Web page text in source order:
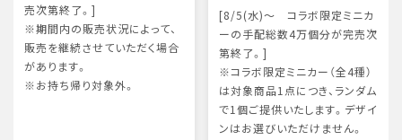
売次第終了。]
※期間内の販売状況によって、
販売を継続させていただく場合
があります。
※お持ち帰り対象外。
[8/5(水)～ コラボ限定ミニカ
ーの手配総数4万個分が完売次
第終了。]
※コラボ限定ミニカー（全4種）
は対象商品1点につき、ランダム
で1個ご提供いたします。デザイ
ンはお選びいただけません。